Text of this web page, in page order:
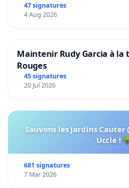
47 signatures
4 Aug 2026
Maintenir Rudy Garcia à la
Rouges
45 signatures
20 Jul 2026
Sauvons les Jardins
Uccle !
681 signatures
7 Mar 2026